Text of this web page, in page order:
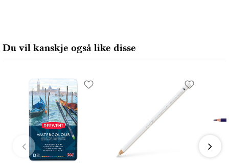
70469 Stuttgart, Germany
contactus@acco.com
Du vil kanskje også like disse